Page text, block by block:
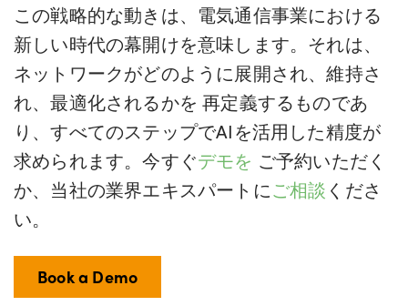
この戦略的な動きは、電気通信事業における
新しい時代の幕開けを意味します。それは、
ネットワークがどのように展開され、維持さ
れ、最適化されるかを再定義するものであ
り、すべてのステップでAIを活用した精度が
求められます。今すぐデモを ご予約いただく
か、当社の業界エキスパートにご相談 くださ
い。
Book a Demo